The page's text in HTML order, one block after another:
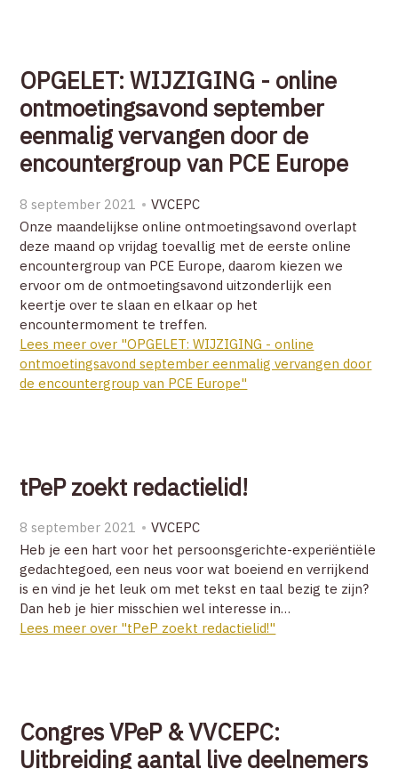
OPGELET: WIJZIGING - online
ontmoetingsavond september
eenmalig vervangen door de
encountergroup van PCE Europe
8 september 2021
VVCEPC
Onze maandelijkse online ontmoetingsavond overlapt
deze maand op vrijdag toevallig met de eerste online
encountergroup van PCE Europe, daarom kiezen we
ervoor om de ontmoetingsavond uitzonderlijk een
keertje over te slaan en elkaar op het
encountermoment te treffen.
Lees meer over "OPGELET: WIJZIGING - online
ontmoetingsavond september eenmalig vervangen door
de encountergroup van PCE Europe"
tPeP zoekt redactielid!
8 september 2021
VVCEPC
Heb je een hart voor het persoonsgerichte-experiëntiële
gedachtegoed, een neus voor wat boeiend en verrijkend
is en vind je het leuk om met tekst en taal bezig te zijn?
Dan heb je hier misschien wel interesse in…
Lees meer over "tPeP zoekt redactielid!"
Congres VPeP & VVCEPC:
Uitbreiding aantal live deelnemers